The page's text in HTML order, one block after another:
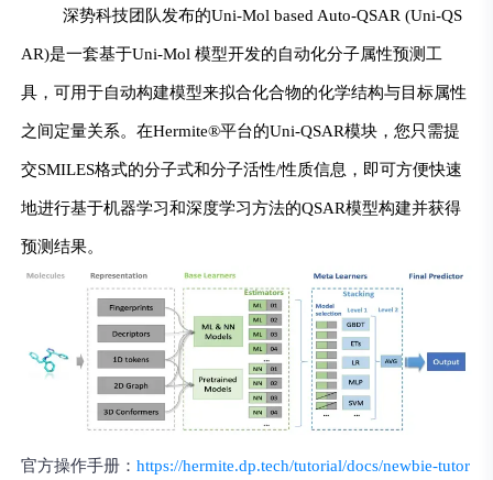
深势科技团队发布的Uni-Mol based Auto-QSAR (Uni-QS
AR)是一套基于Uni-Mol 模型开发的自动化分子属性预测工
具，可用于自动构建模型来拟合化合物的化学结构与目标属性
之间定量关系。在Hermite®平台的Uni-QSAR模块，您只需提
交SMILES格式的分子式和分子活性/性质信息，即可方便快速
地进行基于机器学习和深度学习方法的QSAR模型构建并获得
预测结果。
官方操作手册：https://hermite.dp.tech/tutorial/docs/newbie-tutor